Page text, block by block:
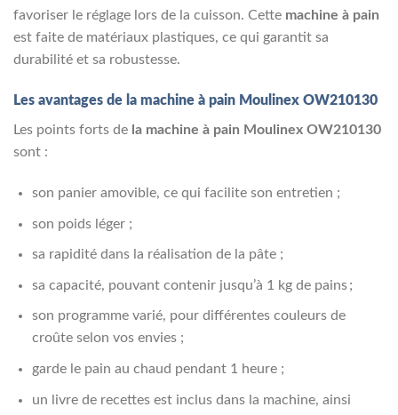
favoriser le réglage lors de la cuisson. Cette machine à pain
est faite de matériaux plastiques, ce qui garantit sa
durabilité et sa robustesse.
Les avantages de la machine à pain Moulinex OW210130
Les points forts de la machine à pain Moulinex OW210130
sont :
son panier amovible, ce qui facilite son entretien ;
son poids léger ;
sa rapidité dans la réalisation de la pâte ;
sa capacité, pouvant contenir jusqu’à 1 kg de pains ;
son programme varié, pour différentes couleurs de
croûte selon vos envies ;
garde le pain au chaud pendant 1 heure ;
un livre de recettes est inclus dans la machine, ainsi